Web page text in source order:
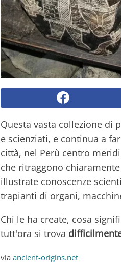
Questa vasta collezione di
e scienziati, e continua a
città, nel Perù centro
che ritraggono
illustrate conoscenze
trapianti di organi,
Chi le ha create, cosa
tutt'ora si trova
via ancient-origins.net